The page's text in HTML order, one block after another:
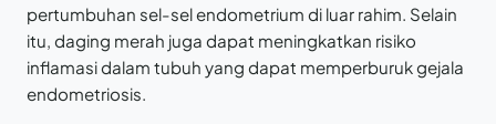
pertumbuhan sel-sel endometrium di luar rahim. Selain
itu, daging merah juga dapat meningkatkan risiko
inflamasi dalam tubuh yang dapat memperburuk gejala
endometriosis.